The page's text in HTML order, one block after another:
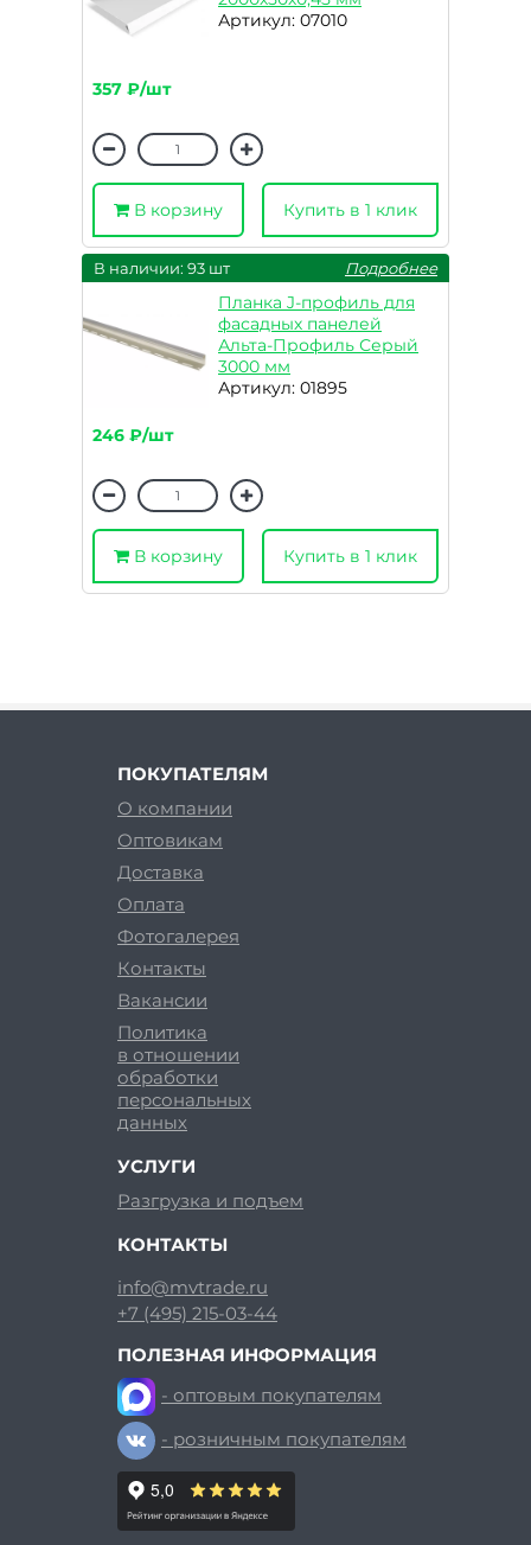
Артикул: 07010
357 ₽/шт
В корзину Купить в 1 клик
В наличии: 93 шт Подробнее
Планка J-профиль для
фасадных панелей
Альта-Профиль Серый
3000 мм
Артикул: 01895
246 ₽/шт
В корзину Купить в 1 клик
ПОКУПАТЕЛЯМ
О компании
Оптовикам
Доставка
Оплата
Фотогалерея
Контакты
Вакансии
Политика
в отношении
обработки
персональных
данных
УСЛУГИ
Разгрузка и подъем
КОНТАКТЫ
info@mvtrade.ru
+7 (495) 215-03-44
ПОЛЕЗНАЯ ИНФОРМАЦИЯ
- оптовым покупателям
- розничным покупателям